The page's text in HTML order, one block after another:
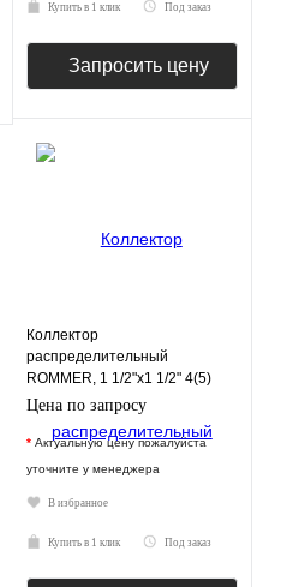
Купить в 1 клик Под заказ
Запросить цену
Коллектор
распределительный
ROMMER, 1 1/2"х1 1/2" 4(5)
отопительных контура
Цена по запросу
* Актуальную цену пожалуйста
уточните у менеджера
В избранное
Купить в 1 клик Под заказ